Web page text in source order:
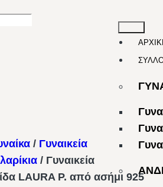
/ Γυναικεία
/ Γυναικεία
LAURA P. από ασήμι 925